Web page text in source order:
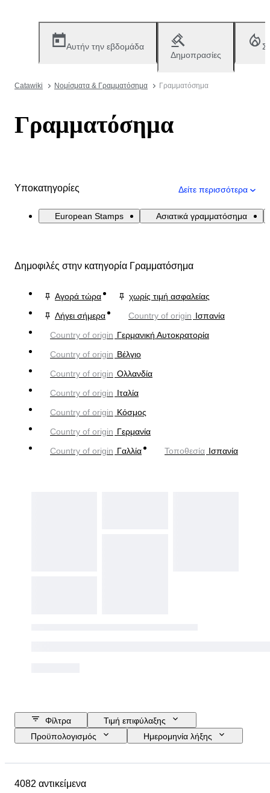
Αυτήν την εβδομάδα
Δημοπρασίες
Catawiki Νομίσματα & Γραμματόσημα Γραμματόσημα
Γραμματόσημα
Υποκατηγορίες Δείτε περισσότερα
European Stamps Ασιατικά γραμματόσημα
Δημοφιλές στην κατηγορία Γραμματόσημα
Αγορά τώρα
χωρίς τιμή ασφαλείας
Λήγει σήμερα
Country of origin Ισπανία
Country of origin Γερμανική Αυτοκρατορία
Country of origin Βέλγιο
Country of origin Ολλανδία
Country of origin Ιταλία
Country of origin Κόσμος
Country of origin Γερμανία
Country of origin Γαλλία Τοποθεσία Ισπανία
Φίλτρα
Τιμή επιφύλαξης
Προϋπολογισμός
Ημερομηνία λήξης
Υλικό
4082 αντικείμενα